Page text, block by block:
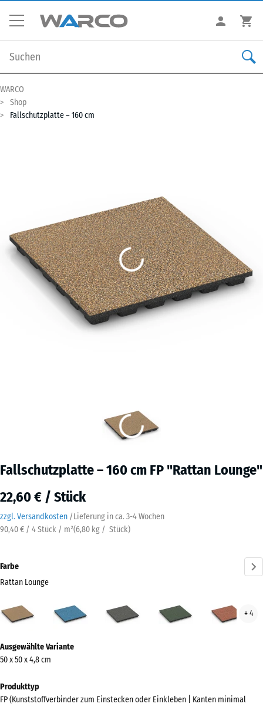
WARCO
Shop
Fallschutzplatte – 160 cm
Fallschutzplatte – 160 cm FP "Rattan Lounge"
22,60 € / Stück
zzgl. Versandkosten /Lieferung in ca. 3-4 Wochen
90,40 € / 4 Stück / m²(6,80 kg / Stück)
Farbe
Rattan Lounge
Lounge
Dunkelgrauer
Granit
Englischer
Rasen
+ 4
Informationen
zu
Farben?
Ausgewählte Variante
50 x 50 x 4,8 cm
Produkttyp
FP (Kunststoffverbinder zum Einstecken oder Einkleben | Kanten minimal